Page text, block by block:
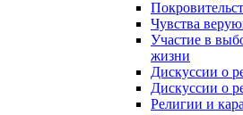
Чувства
Участие в
жизни
Дискуссии о
Дискуссии о
Религии и